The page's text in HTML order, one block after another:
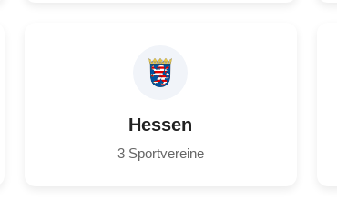
Hessen
3 Sportvereine